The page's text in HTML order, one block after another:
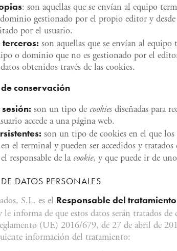
: son aquellas que se envían al equipo
gestionado por el propio editor y desde
por el usuario.
terceros: son aquellas que se envían al
o dominio que no es gestionado por el
obtenidos través de las cookies.
conservación
son un tipo de cookies diseñadas para
accede a una página web.
son un tipo de cookies en el que los
en el terminal y pueden ser accedidos y
responsable de la cookie, y que puede ir de
DATOS PERSONALES
S.L. es el Responsable del tratamiento
le informa de que estos datos serán tratados
(UE) 2016/679, de 27 de abril de
información del tratamiento: